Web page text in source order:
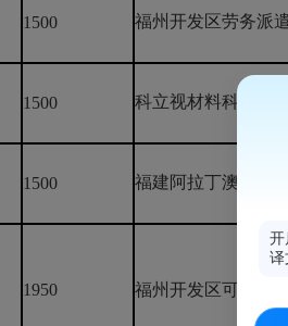
1500 福州开发区劳务派
1500 科立视材料科技有限
1500 福建阿拉丁澳宝贸
1950 福州开发区可门港
开
译